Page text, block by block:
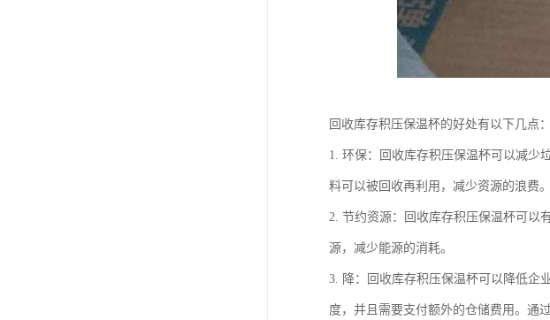
回收库存积压保温杯的好处有以下几点：
1. 环保：回收库存积压保温杯可以减少
料可以被回收再利用，减少资源的浪费。
2. 节约资源：回收库存积压保温杯可以
源，减少能源的消耗。
3. 降：回收库存积压保温杯可以降低企
度，并且需要支付额外的仓储费用。通